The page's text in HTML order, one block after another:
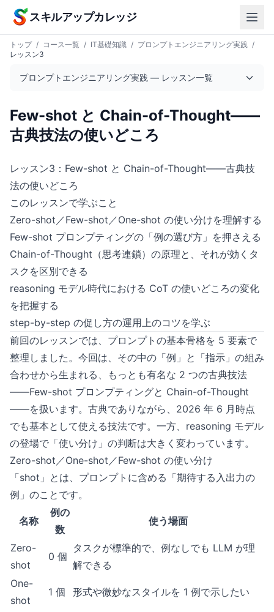
本文へスキップ
スキルアップカレッジ
トップ / コース一覧 / IT基礎知識 / プロンプトエンジニアリング実践 /
レッスン3
プロンプトエンジニアリング実践 — レッスン一覧
Few-shot と Chain-of-Thought——
古典技法の使いどころ
レッスン3：Few-shot と Chain-of-Thought——古典技
法の使いどころ
このレッスンで学ぶこと
Zero-shot／Few-shot／One-shot の使い分けを理解する
Few-shot プロンプティングの「例の選び方」を押さえる
Chain-of-Thought（思考連鎖）の原理と、それが効くタ
スクを区別できる
reasoning モデル時代における CoT の使いどころの変化
を把握する
step-by-step の促し方の運用上のコツを学ぶ
前回のレッスンでは、プロンプトの基本骨格を 5 要素で
整理しました。今回は、その中の「例」と「指示」の組み
合わせから生まれる、もっとも有名な 2 つの古典技法
——Few-shot プロンプティングと Chain-of-Thought
——を扱います。古典でありながら、2026 年 6 月時点
でも基本として使える技法です。一方、reasoning モデル
の登場で「使い分け」の判断は大きく変わっています。
Zero-shot／One-shot／Few-shot の使い分け
「shot」とは、プロンプトに含める「期待する入出力の
例」のことです。
名称
例の
数
使う場面
Zero-
shot
0 個
タスクが標準的で、例なしでも LLM が理
解できる
One-
shot
1 個 形式や微妙なスタイルを 1 例で示したい